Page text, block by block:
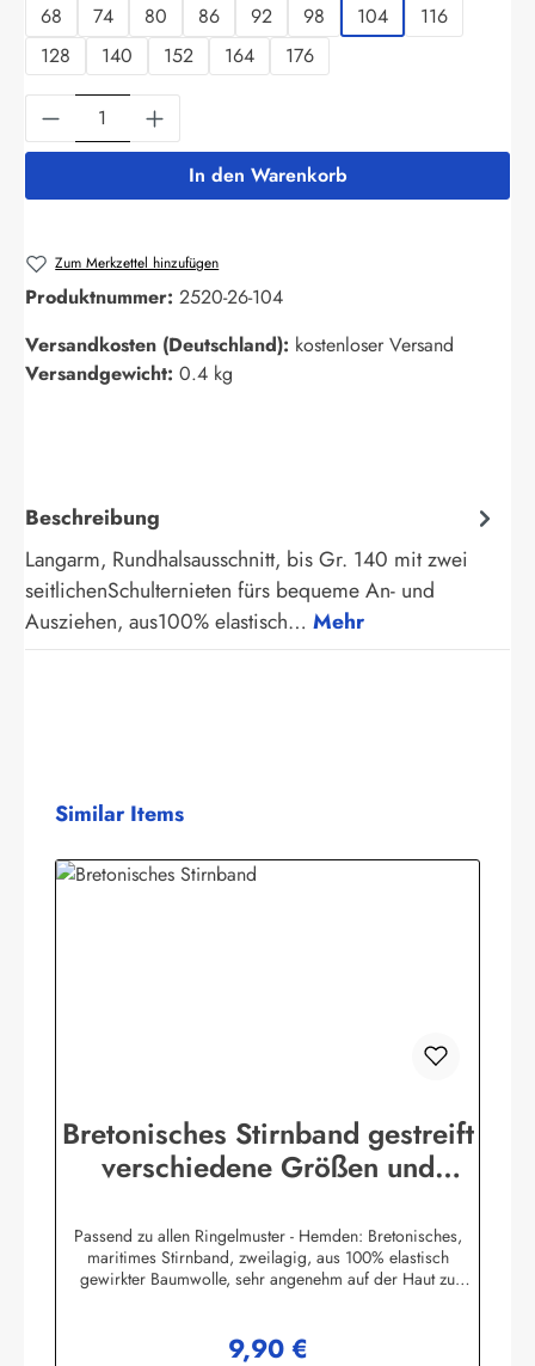
68 74 80 86 92 98 104
116
128
140 152 164 176
Produkt Anzahl: Gib den gewünschten
In den Warenkorb
Zum Merkzettel hinzufügen
Produktnummer: 2520-26-104
Versandkosten (Deutschland): kostenloser Versand
Versandgewicht: 0.4 kg
Beschreibung
Langarm, Rundhalsausschnitt, bis Gr. 140 mit zwei
seitlichenSchulternieten fürs bequeme An- und
Ausziehen, aus100% elastisch… Mehr
Produktgalerie überspringen
Similar Items
Bretonisches Stirnband gestreift
verschiedene Größen und
Passend zu allen Ringelmuster - Hemden: Bretonisches,
maritimes Stirnband, zweilagig, aus 100% elastisch
gewirkter Baumwolle, sehr angenehm auf der Haut zu
Wittmundinfo@modas-bekleidung.de
Regulärer Preis:
9,90 €